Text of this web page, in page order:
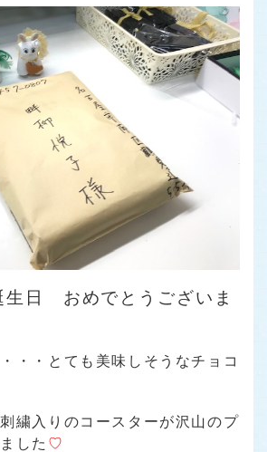
生日 おめでとうございま
・・とても美味しそうなチョコ
繍入りのコースターが沢山のプ
した ♡